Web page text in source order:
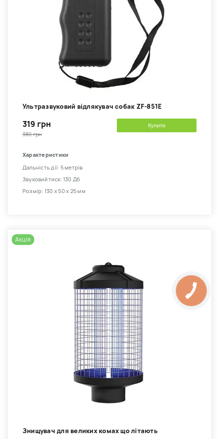
Ультразвуковий відлякувач собак ZF-851E
319 грн
380 грн
Купити
Характеристики
Дальність дії: 5 метрів
Звуковий тиск: 130 Дб
Розмір: 130 х 50 х 25 мм
Акція
Знищувач для великих комах що літають